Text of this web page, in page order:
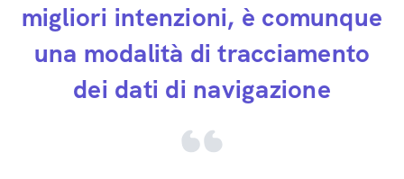
migliori intenzioni, è comunque
una modalità di tracciamento
dei dati di navigazione